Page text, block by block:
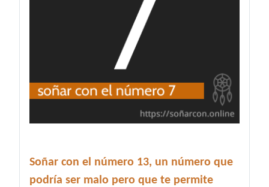
Soñar con el número 13, un número que
podría ser malo pero que te permite